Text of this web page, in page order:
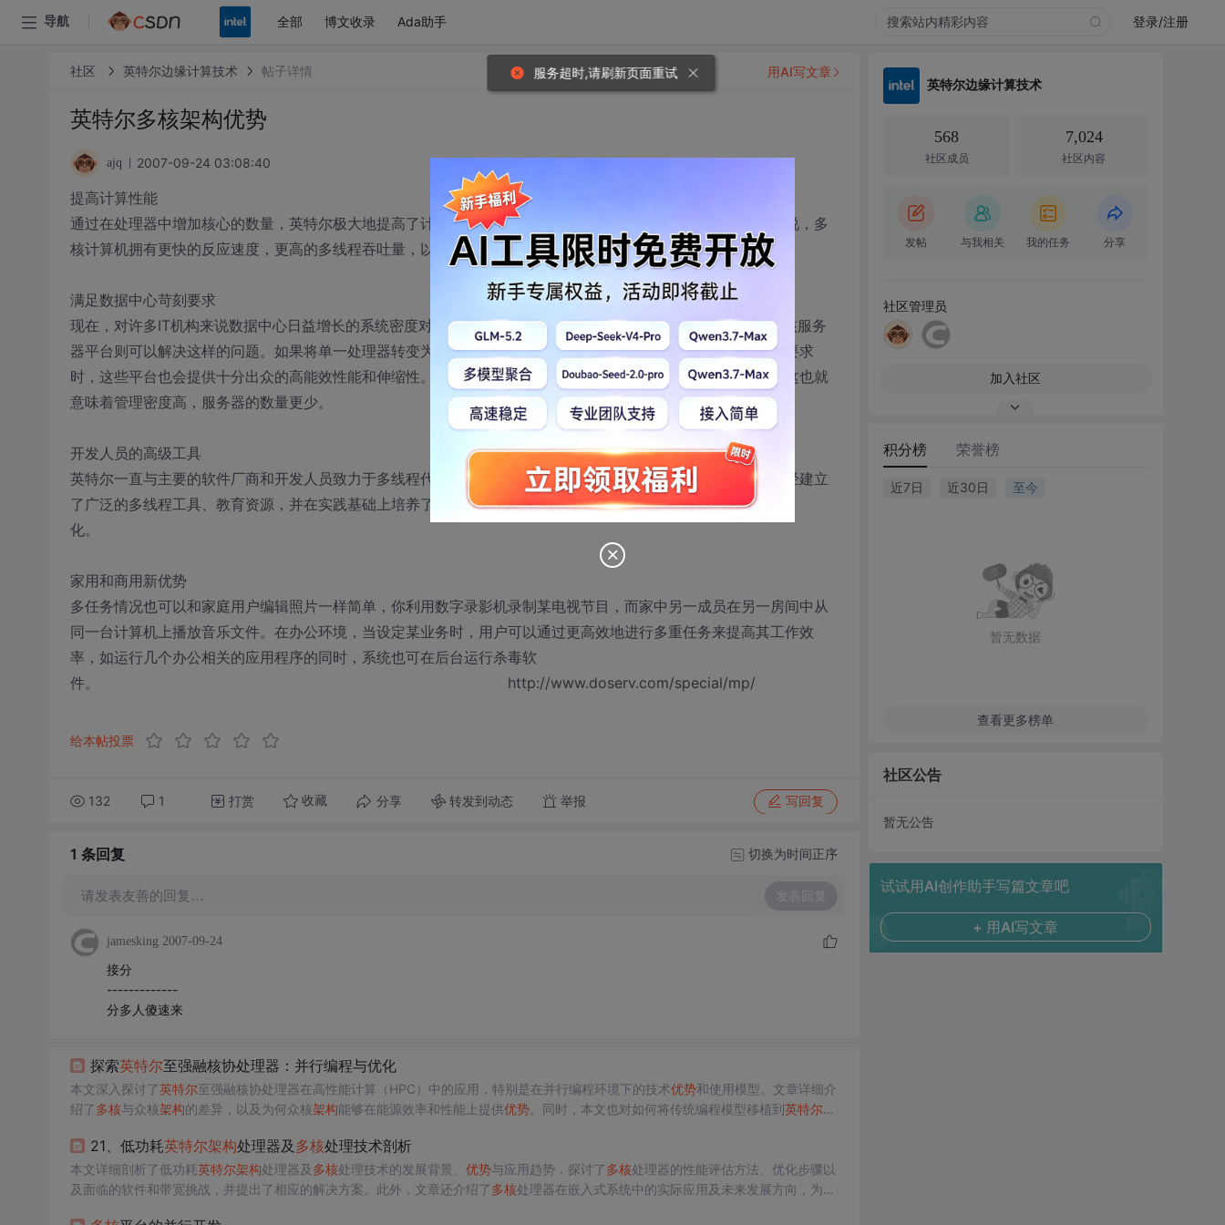
导航 全部 博文收录 Ada助手 登录/注册
社区 英特尔边缘计算技术 帖子详情
英特尔多核架构优势
ajq 2007-09-24 03:08:40
提高计算性能
通过在处理器中增加核心的数量，英特尔极大地提高了计算机的各项性能并扩大了可利用的计算机资源，也就是说，多
核计算机拥有更快的反应速度，更高的多线程吞吐量，以及在主流应用程序中并行计算的优点。
满足数据中心苛刻要求
现在，对许多IT机构来说数据中心日益增长的系统密度对能源和冷却系统提出了越来越苛刻的要求。而英特尔多核服务
器平台则可以解决这样的问题。如果将单一处理器转变为多核处理器，那么当保持相对稳定的功耗、热量和空间要求
时，这些平台也会提供十分出众的高能效性能和伸缩性。因此，可以将更多的处理性能集中到少量的服务器上。这也就
意味着管理密度高，服务器的数量更少。
开发人员的高级工具
英特尔一直与主要的软件厂商和开发人员致力于多线程代码，从而能充分利用多核处理器的增强性能。因此，已经建立
了广泛的多线程工具、教育资源，并在实践基础上培养了专门技能，在广泛的应用范围内进行线程的优
化。
家用和商用新优势
多任务情况也可以和家庭用户编辑照片一样简单，你利用数字录影机录制某电视节目，而家中另一成员在另一房间中从
同一台计算机上播放音乐文件。在办公环境，当设定某业务时，用户可以通过更高效地进行多重任务来提高其工作效
率，如运行几个办公相关的应用程序的同时，系统也可在后台运行杀毒软
件。 http://www.doserv.com/special/mp/
给本帖投票
132 1 打赏 收藏 分享 转发到动态 举报 写回复
用AI写文章
1 条回复 切换为时间正序
请发表友善的回复… 发表回复
jamesking 2007-09-24
接分
-------------
分多人傻速来
探索英特尔至强融核协处理器：并行编程与优化
本文深入探讨了英特尔至强融核协处理器在高性能计算（HPC）中的应用，特别是在并行编程环境下的技术优势和使用模型。文章详细介
绍了多核与众核架构的差异，以及为何众核架构能够在能源效率和性能上提供优势。同时，本文也对如何将传统编程模型移植到英特尔 众
21、低功耗英特尔架构处理器及 多核处理技术剖析
本文详细剖析了低功耗英特尔架构处理器及 多核处理技术的发展背景、 优势与应用趋势，探讨了多核处理器的性能评估方法、优化步骤以
及面临的软件和带宽挑战，并提出了相应的解决方案。此外，文章还介绍了多核处理器在嵌入式系统中的实际应用及未来发展方向，为开
英特尔边缘计算技术
568
社区成员
7,024
社区内容
发帖 与我相关 我的任务 分享
社区管理员
加入社区
积分榜 荣誉榜
近7日 近30日 至今
暂无数据
查看更多榜单
社区公告
暂无公告
试试用AI创作助手写篇文章吧
+ 用AI写文章
服务超时,请刷新页面重试